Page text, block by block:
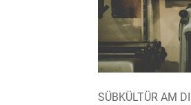
SÜBKÜLTÜR AM